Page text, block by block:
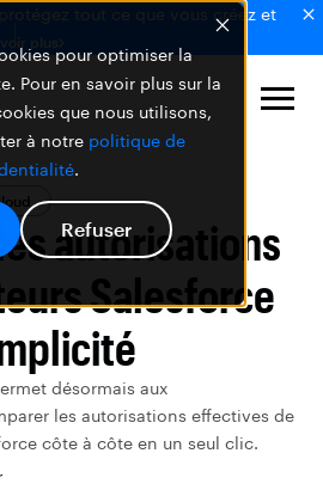
pour optimiser la
Pour en savoir plus sur la
que nous utilisons,
à notre politique de
.
Refuser
tout ce que vous créez et
plus
autorisations
Salesforce
désormais aux
les autorisations effectives de
côte à côte en un seul clic.